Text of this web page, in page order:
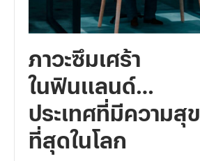
ภาวะซึมเศร้า
ในฟินแลนด์…
ประเทศที่มีความสุข
ที่สุดในโลก